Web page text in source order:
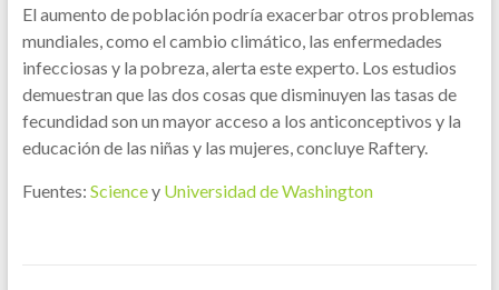
El aumento de población podría exacerbar otros problemas
mundiales, como el cambio climático, las enfermedades
infecciosas y la pobreza, alerta este experto. Los estudios
demuestran que las dos cosas que disminuyen las tasas de
fecundidad son un mayor acceso a los anticonceptivos y la
educación de las niñas y las mujeres, concluye Raftery.
Fuentes: Sciencey Universidad de Washington